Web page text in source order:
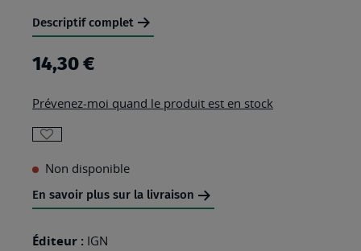
Descriptif complet
14,30 €
Prévenez-moi quand le produit est en stock
AJOUTER
À
MA
D’ENVIES
Non disponible
En savoir plus sur la livraison
Éditeur : IGN